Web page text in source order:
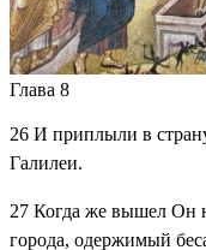
Глава 8
26 И приплыли в
Галилеи.
27 Когда же вышел Он
города, одержимый